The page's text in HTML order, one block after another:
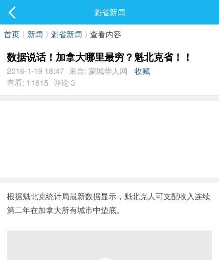
最新发表
魁省新闻
首页 ⟩ 新闻 ⟩ 魁省新闻 ⟩ 查看内容
数据说话！加拿大哪里最穷？魁北克省！！
2016-1-19 18:47 来自: 蒙城华人网
收藏
查看: 11615 评论 3
根据魁北克统计局最新数据显示，魁北克人可支配收入连续
第二年在加拿大所有城市中垫底。